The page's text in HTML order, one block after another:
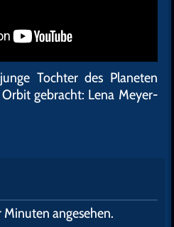
Tochter des Planeten
gebracht: Lena Meyer-
angesehen.